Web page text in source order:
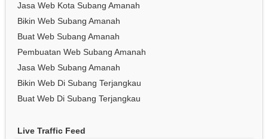
Jasa Web Kota Subang Amanah
Bikin Web Subang Amanah
Buat Web Subang Amanah
Pembuatan Web Subang Amanah
Jasa Web Subang Amanah
Bikin Web Di Subang Terjangkau
Buat Web Di Subang Terjangkau
Live Traffic Feed